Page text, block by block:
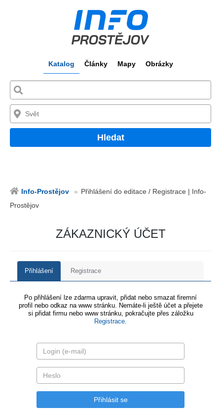
Katalog Články Mapy Obrázky
Hledat
Info-Prostějov
Přihlášení do editace / Registrace | Info-
Prostějov
ZÁKAZNICKÝ ÚČET
Přihlášení Registrace
Po přihlášení lze zdarma upravit, přidat nebo smazat firemní
profil nebo odkaz na www stránku. Nemáte-li ještě účet a přejete
si přidat firmu nebo www stránku, pokračujte přes záložku
Registrace.